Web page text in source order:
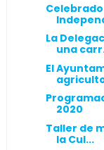
La
una
El
2020
Taller de
la Cul...